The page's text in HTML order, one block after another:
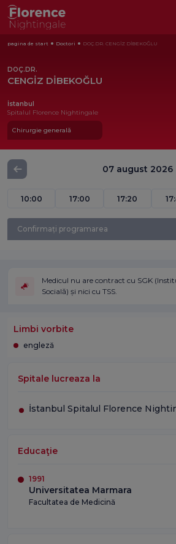
pagina de start Doctori DOÇ.DR. CENGİZ DİBEKOĞLU
DOÇ.DR.
CENGİZ DİBEKOĞLU
İstanbul
Spitalul Florence Nightingale
Chirurgie generală
07 august 2026
10:00 17:00 17:20
Confirmați programarea
Medicul nu are contract cu SGK
Socială) și nici cu TSS.
Limbi vorbite
engleză
Spitale lucreaza la
İstanbul Spitalul Florence
Educaţie
1991
Universitatea Marmara
Facultatea de Medicină